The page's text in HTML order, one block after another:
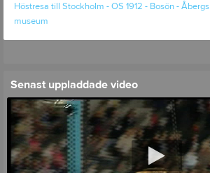
Höstresa till Stockholm - OS 1912 - Bosön - Åbergs
museum
Senast uppladdade video